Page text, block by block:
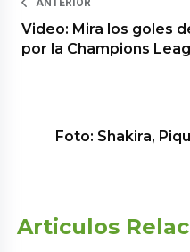
ANTERIOR
Video: Mira los goles
por la Champions
Foto: Shakira,
Articulos